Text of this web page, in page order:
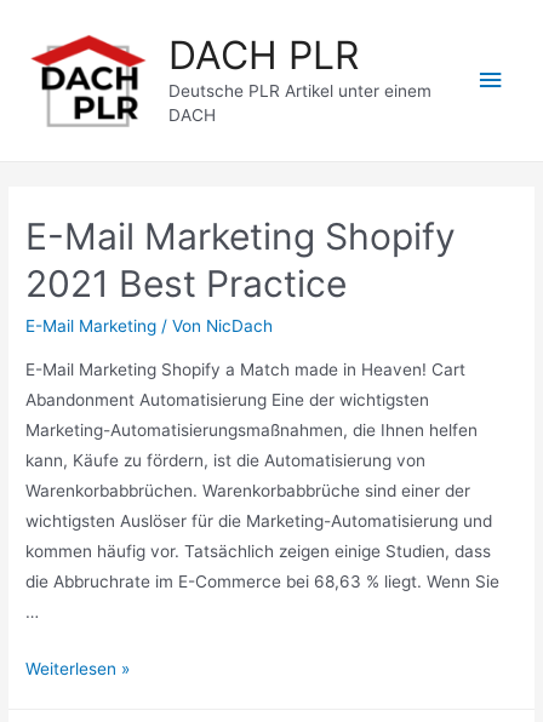
springen
DACH PLR
Deutsche PLR Artikel unter einem
DACH
E-Mail Marketing Shopify
2021 Best Practice
E-Mail Marketing / Von NicDach
E-Mail Marketing Shopify a Match made in Heaven! Cart
Abandonment Automatisierung Eine der wichtigsten
Marketing-Automatisierungsmaßnahmen, die Ihnen helfen
kann, Käufe zu fördern, ist die Automatisierung von
Warenkorbabbrüchen. Warenkorbabbrüche sind einer der
wichtigsten Auslöser für die Marketing-Automatisierung und
kommen häufig vor. Tatsächlich zeigen einige Studien, dass
die Abbruchrate im E-Commerce bei 68,63 % liegt. Wenn Sie
…
E-
Weiterlesen »